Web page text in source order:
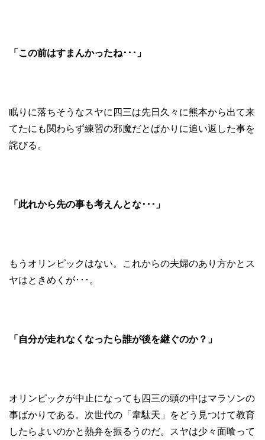
「この前はすまんかったね･･･」
眠りに落ちそうなスヤに四三は先日久々に熊本から出て来
てたにも関わらず練習の邪魔だとばかりに追い返した事を
詫びる。
「此れから先の事も考えんとな･･･」
もうオリンピックはない。これからの夫婦のあり方かとス
ヤはときめくが･･･。
「自分が走れなくなったら誰が後を継ぐのか？」
オリンピックが中止になっても四三の頭の中はマラソンの
事ばかりである。次世代の「韋駄天」をどう見つけて教育
したらよいのかと熱弁を振るうのだ。スヤは少々面喰って